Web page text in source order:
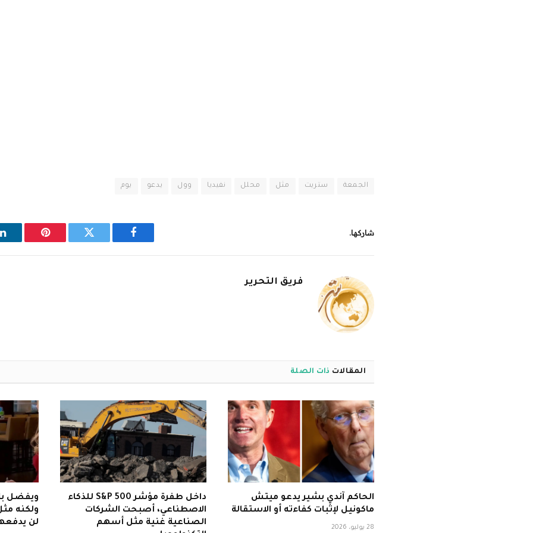
الجمعة ستريت مثل محلل نفيديا وول يدعو يوم
شاركها.
فيسبوك تويتر بينتيريست
فريق التحرير
المقالات ذات الصلة
الحاكم آندي بشير يدعو ميتش
ماكونيل لإثبات كفاءته أو الاستقالة
28 يوليو، 2026
داخل طفرة مؤشر S&P 500 للذكاء
الاصطناعي، أصبحت الشركات
الصناعية غنية مثل أسهم
ويفضل
ولكنه
لن